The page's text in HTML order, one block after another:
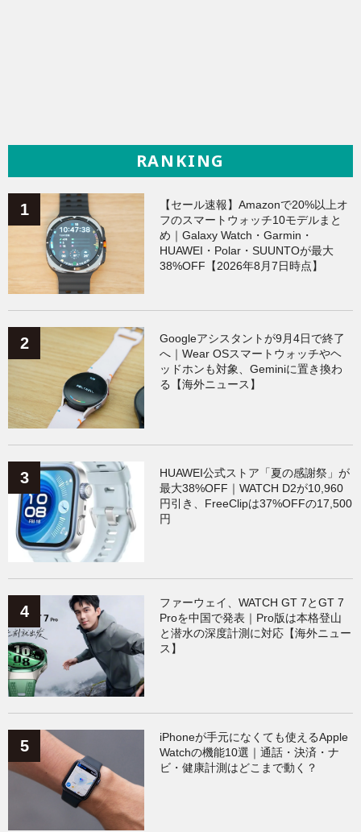
RANKING
【セール速報】Amazonで20%以上オ
フのスマートウォッチ10モデルまと
め｜Galaxy Watch・Garmin・
HUAWEI・Polar・SUUNTOが最大
38%OFF【2026年8月7日時点】
Googleアシスタントが9月4日で終了
へ｜Wear OSスマートウォッチやヘ
ッドホンも対象、Geminiに置き換わ
る【海外ニュース】
HUAWEI公式ストア「夏の感謝祭」が
最大38%OFF｜WATCH D2が10,960
円引き、FreeClipは37%OFFの17,500
円
ファーウェイ、WATCH GT 7とGT 7
Proを中国で発表｜Pro版は本格登山
と潜水の深度計測に対応【海外ニュー
ス】
iPhoneが手元になくても使えるApple
Watchの機能10選｜通話・決済・ナ
ビ・健康計測はどこまで動く？